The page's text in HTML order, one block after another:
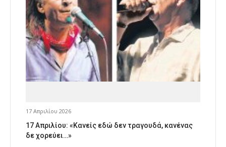
17 Απριλίου 2026
17 Απριλίου: «Κανείς εδώ δεν τραγουδά, κανένας
δε χορεύει…»